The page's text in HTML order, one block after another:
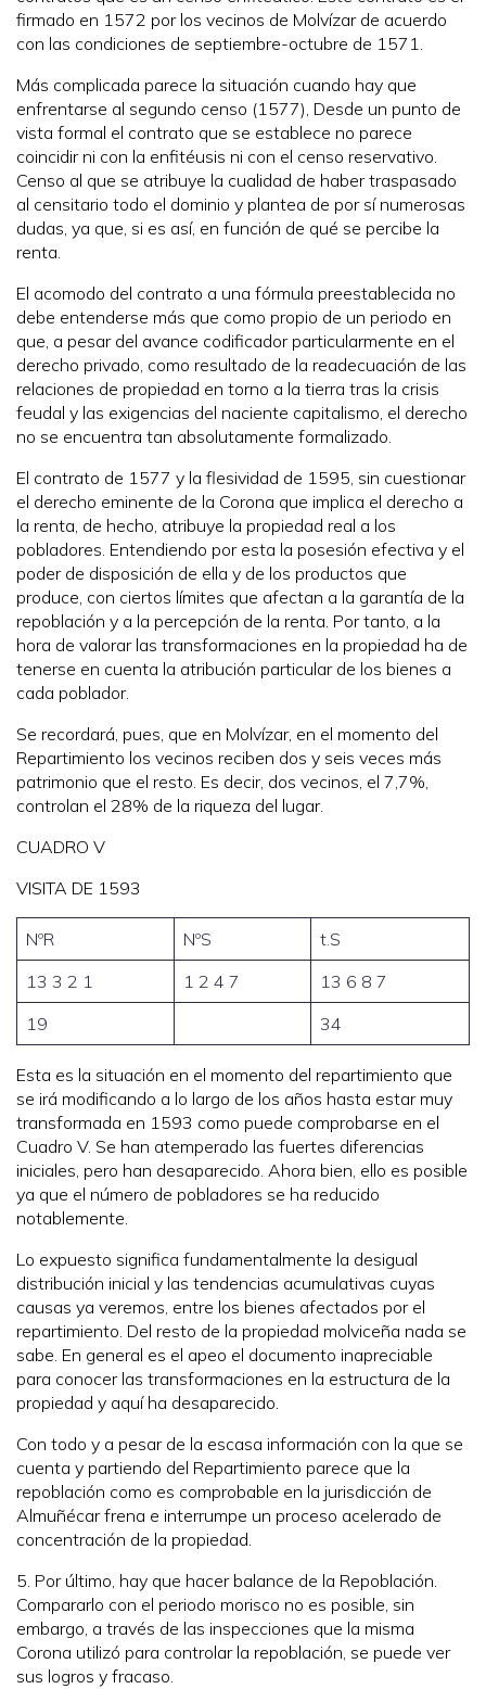
firmado en 1572 por los vecinos de Molvízar de acuerdo
con las condiciones de septiembre-octubre de 1571.
Más complicada parece la situación cuando hay que
enfrentarse al segundo censo (1577), Desde un punto de
vista formal el contrato que se establece no parece
coincidir ni con la enfitéusis ni con el censo reservativo.
Censo al que se atribuye la cualidad de haber traspasado
al censitario todo el dominio y plantea de por sí numerosas
dudas, ya que, si es así, en función de qué se percibe la
renta.
El acomodo del contrato a una fórmula preestablecida no
debe entenderse más que como propio de un periodo en
que, a pesar del avance codificador particularmente en el
derecho privado, como resultado de la readecuación de las
relaciones de propiedad en torno a la tierra tras la crisis
feudal y las exigencias del naciente capitalismo, el derecho
no se encuentra tan absolutamente formalizado.
El contrato de 1577 y la flesividad de 1595, sin cuestionar
el derecho eminente de la Corona que implica el derecho a
la renta, de hecho, atribuye la propiedad real a los
pobladores. Entendiendo por esta la posesión efectiva y el
poder de disposición de ella y de los productos que
produce, con ciertos límites que afectan a la garantía de la
repoblación y a la percepción de la renta. Por tanto, a la
hora de valorar las transformaciones en la propiedad ha de
tenerse en cuenta la atribución particular de los bienes a
cada poblador.
Se recordará, pues, que en Molvízar, en el momento del
Repartimiento los vecinos reciben dos y seis veces más
patrimonio que el resto. Es decir, dos vecinos, el 7,7%,
controlan el 28% de la riqueza del lugar.
CUADRO V
VISITA DE 1593
NºR NºS
t.S
13 3 2 1
1 2 4 7
13 6 8 7
19
34
Esta es la situación en el momento del repartimiento que
se irá modificando a lo largo de los años hasta estar muy
transformada en 1593 como puede comprobarse en el
Cuadro V. Se han atemperado las fuertes diferencias
iniciales, pero han desaparecido. Ahora bien, ello es posible
ya que el número de pobladores se ha reducido
notablemente.
Lo expuesto significa fundamentalmente la desigual
distribución inicial y las tendencias acumulativas cuyas
causas ya veremos, entre los bienes afectados por el
repartimiento. Del resto de la propiedad molviceña nada se
sabe. En general es el apeo el documento inapreciable
para conocer las transformaciones en la estructura de la
propiedad y aquí ha desaparecido.
Con todo y a pesar de la escasa información con la que se
cuenta y partiendo del Repartimiento parece que la
repoblación como es comprobable en la jurisdicción de
Almuñécar frena e interrumpe un proceso acelerado de
concentración de la propiedad.
5. Por último, hay que hacer balance de la Repoblación.
Compararlo con el periodo morisco no es posible, sin
embargo, a través de las inspecciones que la misma
Corona utilizó para controlar la repoblación, se puede ver
sus logros y fracaso.